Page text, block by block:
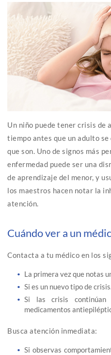
Un niño puede tener crisis de
tiempo antes que un adulto
que son. Uno de signos más
enfermedad puede ser una
de aprendizaje del menor, y
los maestros hacen notar la
atención.
Cuándo ver a un
Contacta a tu médico en los
La primera vez que notas
Si es un nuevo tipo de
Si las crisis
medicamentos
Busca atención inmediata:
Si observas